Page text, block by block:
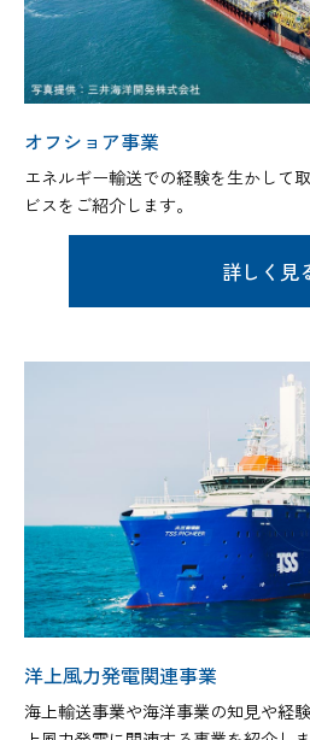
オフショア事業
エネルギー輸送での経験を生かして
ビスをご紹介します。
詳しく見
洋上風力発電関連事業
海上輸送事業や海洋事業の知見や経